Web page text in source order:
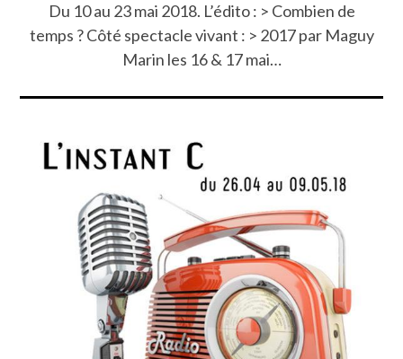
Du 10 au 23 mai 2018. L’édito : > Combien de
temps ? Côté spectacle vivant : > 2017 par Maguy
Marin les 16 & 17 mai…